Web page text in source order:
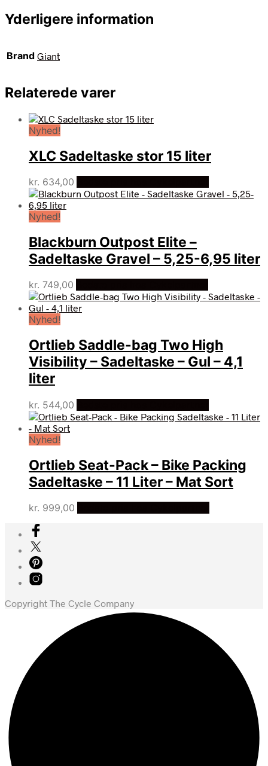
Yderligere information
Brand Giant
Relaterede varer
Nyhed!
XLC Sadeltaske stor 15 liter
kr. 634,00
Nyhed!
Blackburn Outpost Elite –
Sadeltaske Gravel – 5,25-6,95 liter
kr. 749,00
Nyhed!
Ortlieb Saddle-bag Two High
Visibility – Sadeltaske – Gul – 4,1
liter
kr. 544,00
Nyhed!
Ortlieb Seat-Pack – Bike Packing
Sadeltaske – 11 Liter – Mat Sort
kr. 999,00
Copyright The Cycle Company